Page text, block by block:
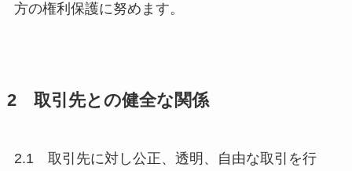
方の権利保護に努めます。
2 取引先との健全な関係
2.1 取引先に対し公正、透明、自由な取引を行